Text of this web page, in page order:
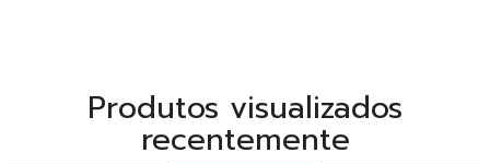
Produtos visualizados
recentemente